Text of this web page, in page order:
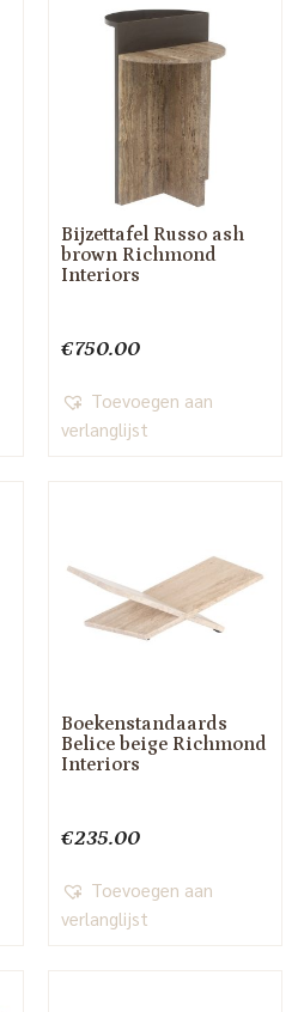
Bijzettafel Russo ash
brown Richmond
Interiors
€750.00
Toevoegen aan
verlanglijst
Boekenstandaards
Belice beige Richmond
Interiors
€235.00
Toevoegen aan
verlanglijst